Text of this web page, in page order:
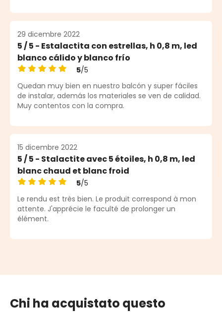
29 dicembre 2022
5 / 5 - Estalactita con estrellas, h 0,8 m, led
blanco cálido y blanco frío
Valutazione media di 5 su 5 stelle
5/5
Quedan muy bien en nuestro balcón y super fáciles
de instalar, además los materiales se ven de calidad.
Muy contentos con la compra.
15 dicembre 2022
5 / 5 - Stalactite avec 5 étoiles, h 0,8 m, led
blanc chaud et blanc froid
Valutazione media di 5 su 5 stelle
5/5
Le rendu est très bien. Le produit correspond à mon
attente. J'apprécie le faculté de prolonger un
élément.
Chi ha acquistato questo